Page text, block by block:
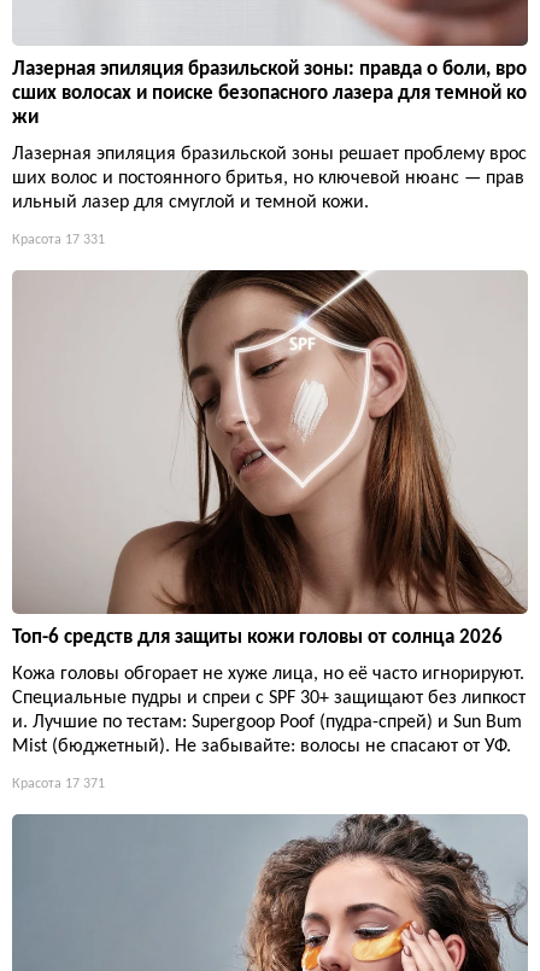
Лазерная эпиляция бразильской зоны: правда о боли, вро
сших волосах и поиске безопасного лазера для темной ко
жи
Лазерная эпиляция бразильской зоны решает проблему врос
ших волос и постоянного бритья, но ключевой нюанс — прав
ильный лазер для смуглой и темной кожи.
Красота 17 331
Топ-6 средств для защиты кожи головы от солнца 2026
Кожа головы обгорает не хуже лица, но её часто игнорируют.
Специальные пудры и спреи с SPF 30+ защищают без липкост
и. Лучшие по тестам: Supergoop Poof (пудра-спрей) и Sun Bum
Mist (бюджетный). Не забывайте: волосы не спасают от УФ.
Красота 17 371